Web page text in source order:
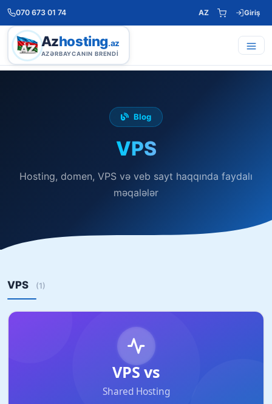
070 673 01 74 AZ Giriş
Azhosting.az
AZƏRBAYCANIN BRENDI
Blog
VPS
Hosting, domen, VPS və veb sayt haqqında faydalı
məqalələr
VPS (1)